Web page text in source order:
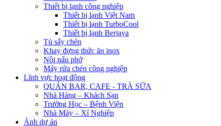
Thiết bị lạnh công nghiệp
Thiết bị lạnh Việt Nam
Thiết bị lạnh TurboCool
Thiết bị lạnh Berjaya
Tủ sấy chén
Khay đựng thức ăn inox
Nồi nấu phở
Máy rửa chén công nghiệp
Lĩnh vực hoạt động
QUÁN BAR, CAFE - TRÀ SỮA
Nhà Hàng – Khách Sạn
Trường Học – Bệnh Viện
Nhà Máy – Xí Nghiệp
Ảnh dự án